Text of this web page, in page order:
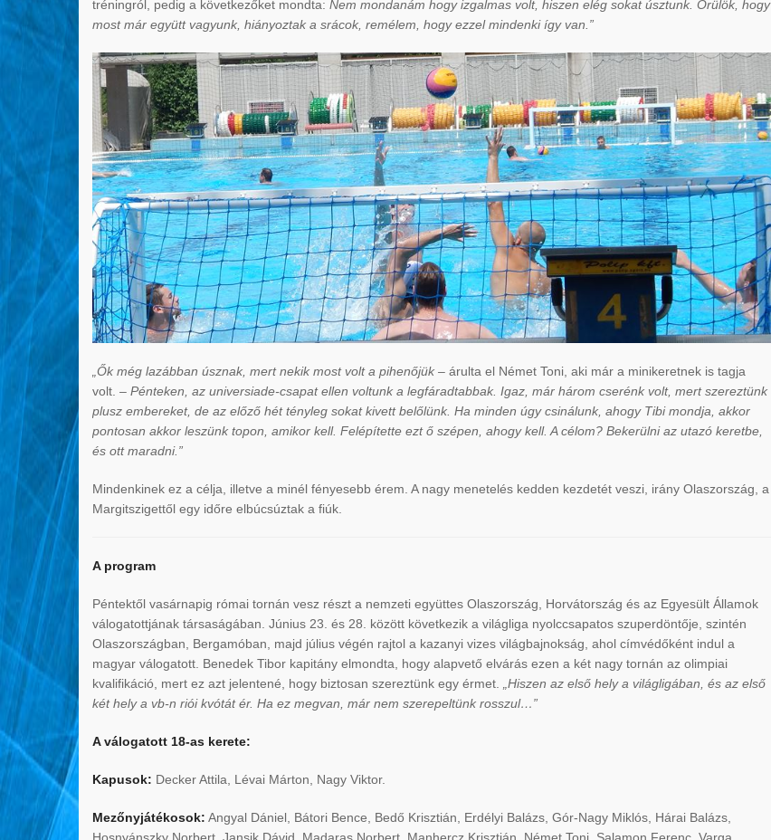
tréningról, pedig a következőket mondta: Nem mondanám hogy izgalmas volt, hiszen elég sokat úsztunk. Örülök, hogy
most már együtt vagyunk, hiányoztak a srácok, remélem, hogy ezzel mindenki így van.”
„Ők még lazábban úsznak, mert nekik most volt a pihenőjük – árulta el Német Toni, aki már a minikeretnek is tagja
volt. – Pénteken, az universiade-csapat ellen voltunk a legfáradtabbak. Igaz, már három cserénk volt, mert szereztünk
plusz embereket, de az előző hét tényleg sokat kivett belőlünk. Ha minden úgy csinálunk, ahogy Tibi mondja, akkor
pontosan akkor leszünk topon, amikor kell. Felépítette ezt ő szépen, ahogy kell. A célom? Bekerülni az utazó keretbe,
és ott maradni.”
Mindenkinek ez a célja, illetve a minél fényesebb érem. A nagy menetelés kedden kezdetét veszi, irány Olaszország, a
Margitszigettől egy időre elbúcsúztak a fiúk.
A program
Péntektől vasárnapig római tornán vesz részt a nemzeti együttes Olaszország, Horvátország és az Egyesült Államok
válogatottjának társaságában. Június 23. és 28. között következik a világliga nyolccsapatos szuperdöntője, szintén
Olaszországban, Bergamóban, majd július végén rajtol a kazanyi vizes világbajnokság, ahol címvédőként indul a
magyar válogatott. Benedek Tibor kapitány elmondta, hogy alapvető elvárás ezen a két nagy tornán az olimpiai
kvalifikáció, mert ez azt jelentené, hogy biztosan szereztünk egy érmet.
„Hiszen az első hely a világligában, és az első
két hely a vb-n riói kvótát ér. Ha ez megvan, már nem szerepeltünk rosszul…”
A válogatott 18-as kerete:
Kapusok: Decker Attila, Lévai Márton, Nagy Viktor.
Mezőnyjátékosok: Angyal Dániel, Bátori Bence, Bedő Krisztián, Erdélyi Balázs, Gór-Nagy Miklós, Hárai Balázs,
Hosnyánszky Norbert, Jansik Dávid, Madaras Norbert, Manhercz Krisztián, Német Toni, Salamon Ferenc, Varga